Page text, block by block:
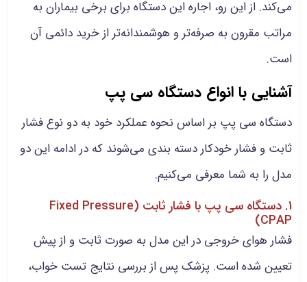
می‌کند. از این رو، اجاره این دستگاه برای برخی بیماران به
مراتب مقرون به صرفه‌تر و هوشمندانه‌تر از خرید دائمی آن
است.
آشنایی با انواع دستگاه سی پپ
دستگاه سی پپ بر اساس نحوه عملکرد خود به دو نوع فشار
ثابت و فشار خودکار دسته بندی می‌شوند که در ادامه این دو
مدل را به شما معرفی می‌کنیم.
1. دستگاه سی پپ با فشار ثابت (Fixed Pressure
CPAP)
فشار هوای خروجی در این مدل به صورت ثابت و از پیش
تعیین شده است. پزشک پس از بررسی نتایج تست خواب،